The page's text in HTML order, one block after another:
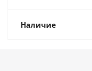
Наличие